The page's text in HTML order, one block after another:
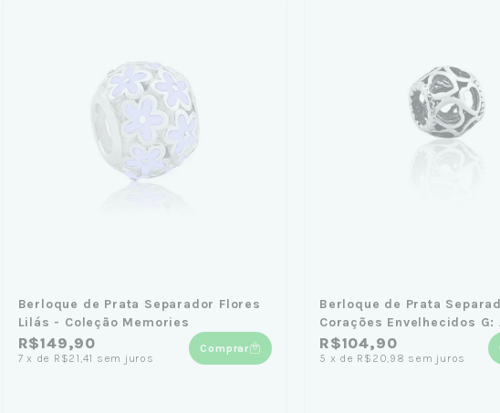
Berloque de Prata Separador Flores
Lilás - Coleção Memories
R$149,90
7 x de R$21,41 sem juros
Comprar
Berloque de Prata
Corações Envelhecidos G:
Transcende o Tempo
R$104,90
5 x de R$20,98 sem juros